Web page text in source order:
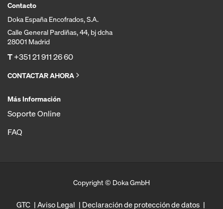
Contacto
Doka España Encofrados, S.A.
Calle General Pardiñas, 44, bj dcha
28001 Madrid
T+351 21 911 26 60
CONTACTAR AHORA
Más Información
Soporte Online
FAQ
Copyright © Doka GmbH
GTC Aviso Legal Declaración de protección de datos